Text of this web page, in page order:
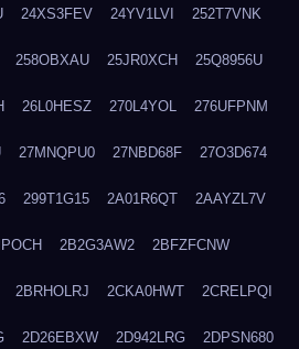
24XS3FEV 24YV1LVI 252T7VNK
258OBXAU 25JR0XCH 25Q8956U
26L0HESZ 270L4YOL 276UFPNM
27MNQPU0 27NBD68F 27O3D674
299T1G15 2A01R6QT 2AAYZL7V
2B2G3AW2 2BFZFCNW
2BRHOLRJ 2CKA0HWT 2CRELPQI
2D26EBXW 2D942LRG 2DPSN680